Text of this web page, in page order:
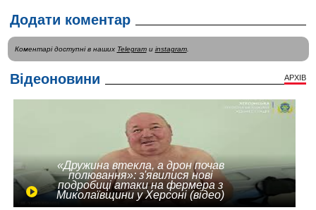
Додати коментар
Коментарі доступні в наших Telegramи instagram.
Відеоновини АРХІВ
«Дружина втекла, а дрон почав
полювання»: з'явилися нові
подробиці атаки на фермера з
Миколаївщини у Херсоні (відео)